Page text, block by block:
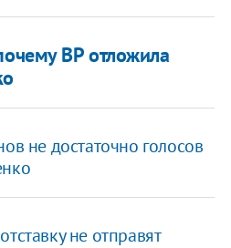
ВР отложила
не достаточно голосов
не отправят